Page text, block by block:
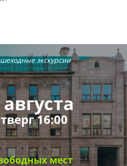
экскурсии
16:00
мест